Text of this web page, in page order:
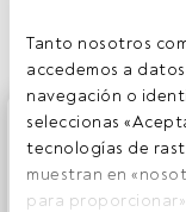
Tanto nosotros
accedemos a
navegación o
seleccionas
tecnologías de
muestran en
para
Este es un artículo
de FundsPeople.
botón Login. Si
registrarte y